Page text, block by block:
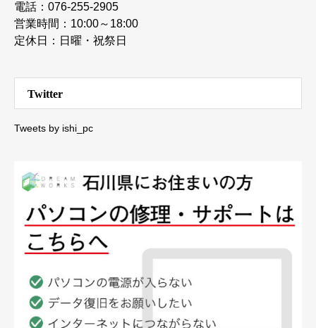
電話：076-255-2905
営業時間：10:00～18:00
定休日：日曜・祝祭日
Twitter
Tweets by ishi_pc